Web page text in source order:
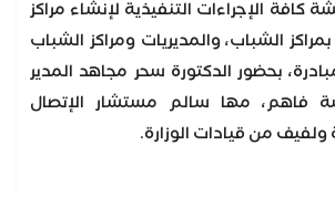
كافة الإجراءات التنفيذية لإنشاء مراكز
الشباب، والمديريات ومراكز الشباب
بحضور الدكتورة سحر مجاهد المدير
فاهم، مها سالم مستشار الإتصال
من قيادات الوزارة.